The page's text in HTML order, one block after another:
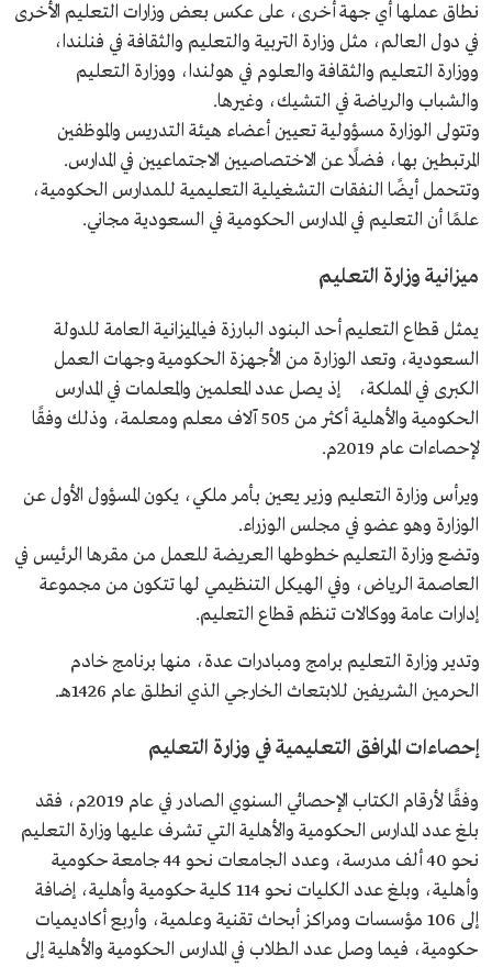
نطاق عملها أي جهة أخرى، على عكس بعض وزارات التعليم الأخرى
في دول العالم، مثل وزارة التربية والتعليم والثقافة في فنلندا،
ووزارة التعليم والثقافة والعلوم في هولندا، ووزارة التعليم
والشباب والرياضة في التشيك، وغيرها.
وتتولى الوزارة مسؤولية تعيين أعضاء هيئة التدريس والموظفين
المرتبطين بها، فضلًا عن الاختصاصيين الاجتماعيين في المدارس.
وتتحمل أيضًا النفقات التشغيلية التعليمية للمدارس الحكومية،
علمًا أن التعليم في المدارس الحكومية في السعودية مجاني.
ميزانية وزارة التعليم
يمثل قطاع التعليم أحد البنود البارزة فيالميزانية العامة للدولة
السعودية، وتعد الوزارة من الأجهزة الحكومية وجهات العمل
الكبرى في المملكة، إذ يصل عدد المعلمين والمعلمات في المدارس
الحكومية والأهلية أكثر من 505 آلاف معلم ومعلمة، وذلك وفقًا
لإحصاءات عام 2019م.
ويرأس وزارة التعليم وزير يعين بأمر ملكي، يكون المسؤول الأول عن
الوزارة وهو عضو في مجلس الوزراء.
وتضع وزارة التعليم خطوطها العريضة للعمل من مقرها الرئيس في
العاصمة الرياض، وفي الهيكل التنظيمي لها تتكون من مجموعة
إدارات عامة ووكالات تنظم قطاع التعليم.
وتدير وزارة التعليم برامج ومبادرات عدة، منها برنامج خادم
الحرمين الشريفين للابتعاث الخارجي الذي انطلق عام 1426هـ.
إحصاءات المرافق التعليمية في وزارة التعليم
وفقًا لأرقام الكتاب الإحصائي السنوي الصادر في عام 2019م، فقد
بلغ عدد المدارس الحكومية والأهلية التي تشرف عليها وزارة التعليم
نحو 40 ألف مدرسة، وعدد الجامعات نحو 44 جامعة حكومية
وأهلية، وبلغ عدد الكليات نحو 114 كلية حكومية وأهلية، إضافة
إلى 106 مؤسسات ومراكز أبحاث تقنية وعلمية، وأربع أكاديميات
حكومية، فيما وصل عدد الطلاب في المدارس الحكومية والأهلية إلى